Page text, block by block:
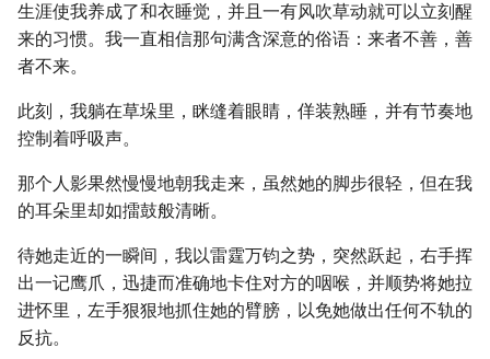
生涯使我养成了和衣睡觉，并且一有风吹草动就可以立刻醒
来的习惯。我一直相信那句满含深意的俗语：来者不善，善
者不来。
此刻，我躺在草垛里，眯缝着眼睛，佯装熟睡，并有节奏地
控制着呼吸声。
那个人影果然慢慢地朝我走来，虽然她的脚步很轻，但在我
的耳朵里却如擂鼓般清晰。
待她走近的一瞬间，我以雷霆万钧之势，突然跃起，右手挥
出一记鹰爪，迅捷而准确地卡住对方的咽喉，并顺势将她拉
进怀里，左手狠狠地抓住她的臂膀，以免她做出任何不轨的
反抗。